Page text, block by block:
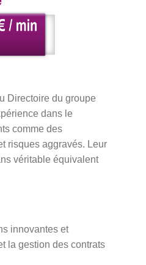
Directoire du groupe
dans le
comme des
risques aggravés. Leur
véritable équivalent
innovantes et
la gestion des contrats